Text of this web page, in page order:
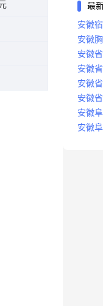
最
安徽
安徽
安徽
统建
安徽
安徽
安徽
安徽
安徽